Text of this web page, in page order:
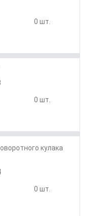
0 шт.
0 шт.
кулака
0 шт.